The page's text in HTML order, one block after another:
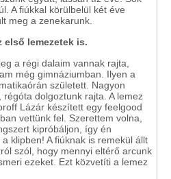
A fiúkkal körülbelül két éve
meg a zenekarunk.
első lemezetek is.
a régi dalaim vannak rajta,
még gimnáziumban. Ilyen a
született. Nagyon
dolgoztunk rajta. A lemez
Lázár készített egy feelgood
vettünk fel. Szerettem volna,
kipróbáljon, így én
klipben! A fiúknak is remekül állt
szól, hogy mennyi eltérő arcunk
ezeket. Ezt közvetíti a lemez